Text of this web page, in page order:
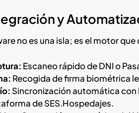
y
no es una isla; es el motor
Escaneo rápido de DNI o
Recogida de firma biométrica
Sincronización automática con
de SES.Hospedajes.